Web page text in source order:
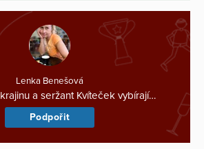
Lenka Benešová
a seržant Kvíteček vybírají…
Podpořit